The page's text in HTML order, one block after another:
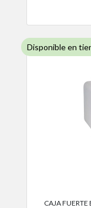
Disponible en
CAJA